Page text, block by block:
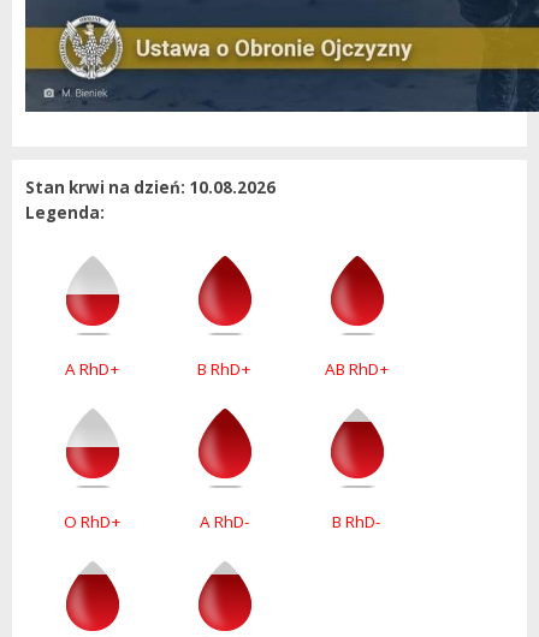
Stan krwi na dzień: 10.08.2026
Legenda:
A RhD+ B RhD+ AB RhD+
O RhD+ A RhD- B RhD-